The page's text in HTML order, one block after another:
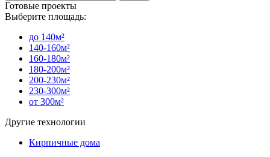
Готовые проекты
Выберите площадь:
до 140м²
140-160м²
160-180м²
180-200м²
200-230м²
230-300м²
от 300м²
Другие технологии
Кирпичные дома